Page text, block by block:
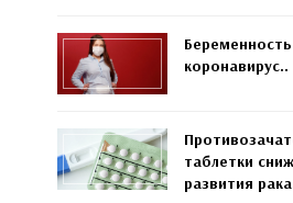
коронавирус..
таблетки
развития